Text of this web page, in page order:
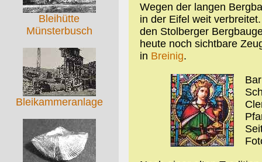
Bleihütte
Münsterbusch
Bleikammeranlage
Wegen der langen
in der Eifel weit
den Stolberger
heute noch sichtbare
in Breinig.